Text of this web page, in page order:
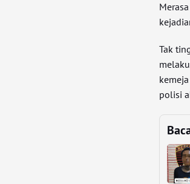
Tak
polisi